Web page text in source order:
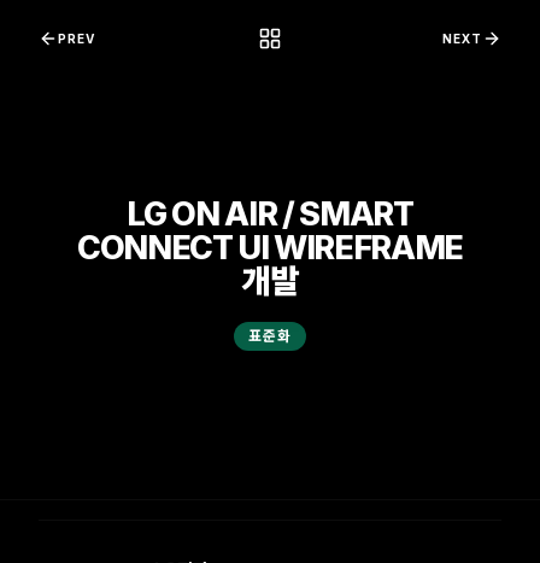
PREV NEXT
LG ON AIR / SMART
CONNECT UI WIREFRAME
개발
표준화